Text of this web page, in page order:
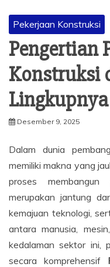
Pekerjaan Konstruksi
Pengertian
Konstruksi
Desember 9, 2025
Dalam dunia
memiliki makna yang
proses
merupakan jantung
kemajuan teknologi,
antara manusia,
kedalaman sektor ini,
secara komprehensif